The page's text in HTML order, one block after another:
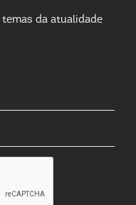
da atualidade